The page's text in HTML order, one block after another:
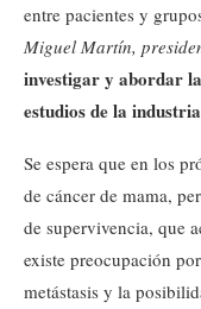
entre pacientes y
Miguel Martín,
investigar y abordar
estudios de la
Se espera que en los
de cáncer de mama,
de supervivencia, que
existe preocupación
metástasis y la